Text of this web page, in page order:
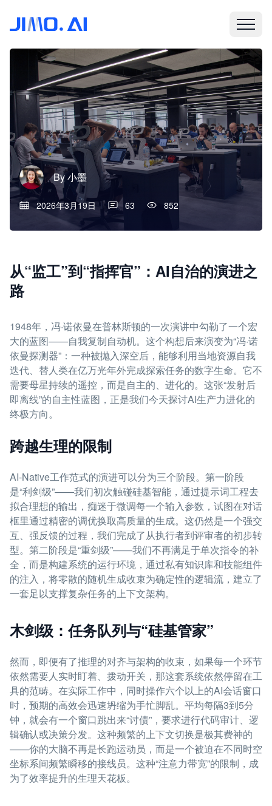
By小墨
2026年3月19日 63 852
从“监工”到“指挥官”：AI自治的演进之
路
1948年，冯·诺依曼在普林斯顿的一次演讲中勾勒了一个宏
大的蓝图——自我复制自动机。这个构想后来演变为“冯·诺
依曼探测器”：一种被抛入深空后，能够利用当地资源自我
迭代、替人类在亿万光年外完成探索任务的数字生命。它不
需要母星持续的遥控，而是自主的、进化的。这张“发射后
即离线”的自主性蓝图，正是我们今天探讨AI生产力进化的
终极方向。
跨越生理的限制
AI-Native工作范式的演进可以分为三个阶段。第一阶段
是“利剑级”——我们初次触碰硅基智能，通过提示词工程去
拟合理想的输出，痴迷于微调每一个输入参数，试图在对话
框里通过精密的调优换取高质量的生成。这仍然是一个强交
互、强反馈的过程，我们完成了从执行者到评审者的初步转
型。第二阶段是“重剑级”——我们不再满足于单次指令的补
全，而是构建系统的运行环境，通过私有知识库和技能组件
的注入，将零散的随机生成收束为确定性的逻辑流，建立了
一套足以支撑复杂任务的上下文架构。
木剑级：任务队列与“硅基管家”
然而，即便有了推理的对齐与架构的收束，如果每一个环节
依然需要人实时盯着、拨动开关，那这套系统依然停留在工
具的范畴。在实际工作中，同时操作六个以上的AI会话窗口
时，预期的高效会迅速坍缩为手忙脚乱。平均每隔3到5分
钟，就会有一个窗口跳出来“讨债”，要求进行代码审计、逻
辑确认或决策分发。这种频繁的上下文切换是极其费神的
——你的大脑不再是长跑运动员，而是一个被迫在不同时空
坐标系间频繁瞬移的接线员。这种“注意力带宽”的限制，成
为了效率提升的生理天花板。